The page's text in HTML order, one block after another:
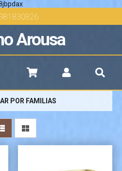
Arousa
981830826
POR FAMILIAS
Más info